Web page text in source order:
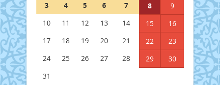
3
4 5 6 7 8
9
10
11 12 13 14 15
16
17
18 19 20 21 22
23
24
25 26 27 28 29
30
31